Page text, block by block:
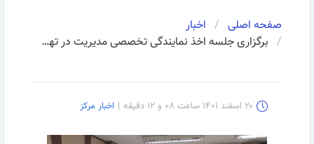
صفحه اصلی
اخبار
برگزاری جلسه اخذ نمایندگی تخصصی مدیریت در تهران
۲۰ اسفند ۱۴۰۱ ساعت ۰۸ و ۱۲ دقیقه | اخبار مرکز